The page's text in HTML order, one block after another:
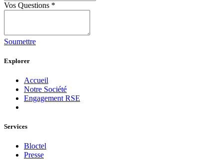
Vos Questions *
Soumettre
Explorer
Accueil
Notre Société
Engagement RSE
Services
Bloctel
Presse